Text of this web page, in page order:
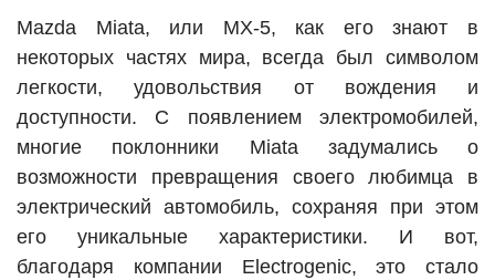
Mazda Miata, или MX-5, как его знают в
некоторых частях мира, всегда был символом
легкости, удовольствия от вождения и
доступности. С появлением электромобилей,
многие поклонники Miata задумались о
возможности превращения своего любимца в
электрический автомобиль, сохраняя при этом
его уникальные характеристики. И вот,
благодаря компании Electrogenic, это стало